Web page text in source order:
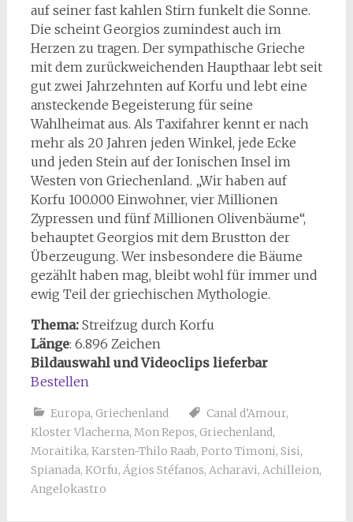
auf seiner fast kahlen Stirn funkelt die Sonne.
Die scheint Georgios zumindest auch im
Herzen zu tragen. Der sympathische Grieche
mit dem zurückweichenden Haupthaar lebt seit
gut zwei Jahrzehnten auf Korfu und lebt eine
ansteckende Begeisterung für seine
Wahlheimat aus. Als Taxifahrer kennt er nach
mehr als 20 Jahren jeden Winkel, jede Ecke
und jeden Stein auf der Ionischen Insel im
Westen von Griechenland. „Wir haben auf
Korfu 100.000 Einwohner, vier Millionen
Zypressen und fünf Millionen Olivenbäume“,
behauptet Georgios mit dem Brustton der
Überzeugung. Wer insbesondere die Bäume
gezählt haben mag, bleibt wohl für immer und
ewig Teil der griechischen Mythologie.
Thema: Streifzug durch Korfu
Länge: 6.896 Zeichen
Bildauswahl und Videoclips lieferbar
Bestellen
Europa, Griechenland Canal d’Amour,
Kloster Vlacherna, Mon Repos, Griechenland,
Moraitika, Karsten-Thilo Raab, Porto Timoni, Sisi,
Spianada, KOrfu, Ágios Stéfanos, Acharavi, Achilleion,
Angelokastro